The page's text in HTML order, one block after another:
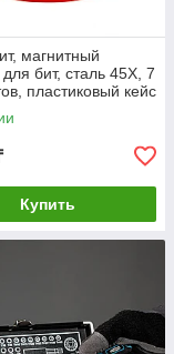
магнитный
бит, сталь 45Х, 7
пластиковый кейс
Купить